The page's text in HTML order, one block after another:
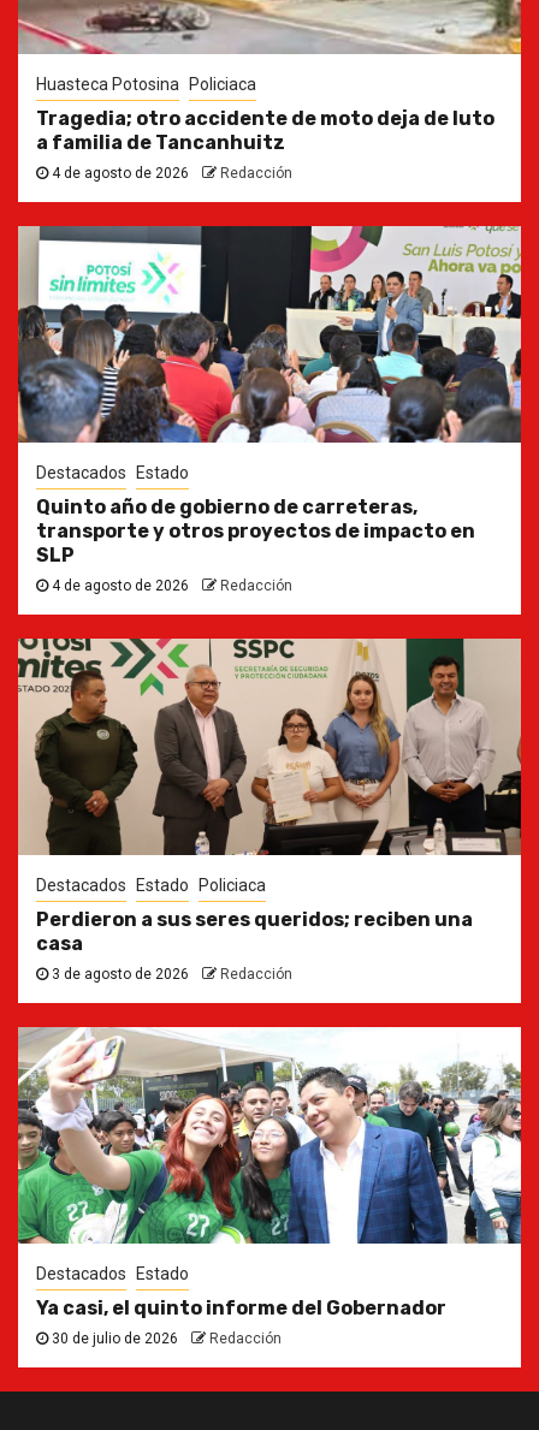
Huasteca Potosina Policiaca
Tragedia; otro accidente de moto deja de luto
a familia de Tancanhuitz
4 de agosto de 2026 Redacción
Destacados Estado
Quinto año de gobierno de carreteras,
transporte y otros proyectos de impacto en
SLP
4 de agosto de 2026 Redacción
Destacados Estado Policiaca
Perdieron a sus seres queridos; reciben una
casa
3 de agosto de 2026 Redacción
Destacados Estado
Ya casi, el quinto informe del Gobernador
30 de julio de 2026 Redacción